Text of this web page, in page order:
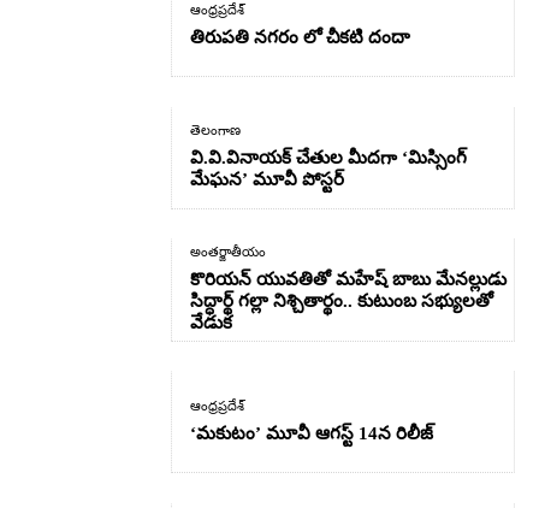
ఆంధ్రప్రదేశ్
తిరుపతి నగరం లో చీకటి దందా
తెలంగాణ
వి.వి.వినాయక్ చేతుల మీదగా ‘మిస్సింగ్
మేఘన’ మూవీ పోస్టర్
అంతర్జాతీయం
కొరియన్ యువతితో మహేష్ బాబు మేనల్లుడు
సిద్ధార్థ్ గల్లా నిశ్చితార్థం.. కుటుంబ సభ్యులతో
వేడుక
ఆంధ్రప్రదేశ్
‘మకుటం’ మూవీ ఆగస్ట్ 14న రిలీజ్